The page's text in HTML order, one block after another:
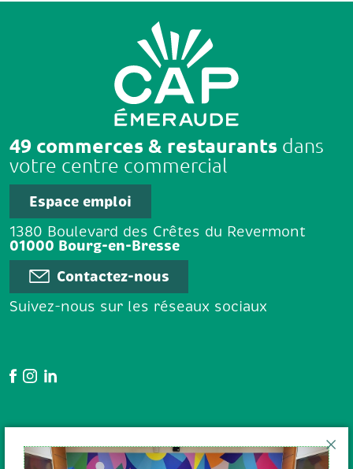
49 commerces & restaurants dans
votre centre commercial
Espace emploi
1380 Boulevard des Crêtes du Revermont
01000 Bourg-en-Bresse
Contactez-nous
Suivez-nous sur les réseaux sociaux